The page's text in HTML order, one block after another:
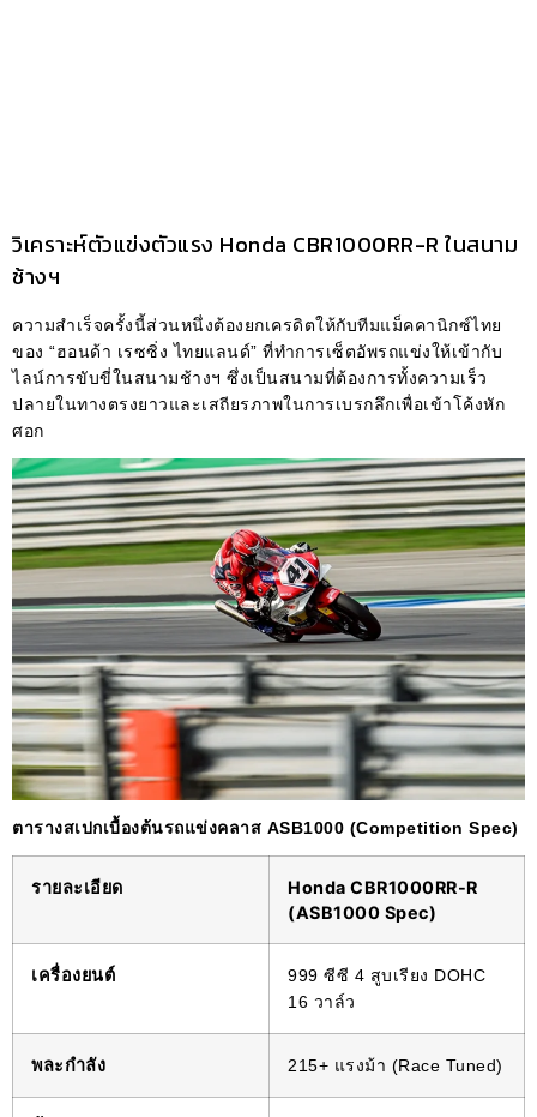
วิเคราะห์ตัวแข่งตัวแรง Honda CBR1000RR-R ในสนาม
ช้างฯ
ความสำเร็จครั้งนี้ส่วนหนึ่งต้องยกเครดิตให้กับทีมแม็คคานิกซ์ไทย
ของ “ฮอนด้า เรซซิ่ง ไทยแลนด์” ที่ทำการเซ็ตอัพรถแข่งให้เข้ากับ
ไลน์การขับขี่ในสนามช้างฯ ซึ่งเป็นสนามที่ต้องการทั้งความเร็ว
ปลายในทางตรงยาวและเสถียรภาพในการเบรกลึกเพื่อเข้าโค้งหัก
ศอก
ตารางสเปกเบื้องต้นรถแข่งคลาส ASB1000 (Competition Spec)
รายละเอียด
Honda CBR1000RR-R
(ASB1000 Spec)
เครื่องยนต์
999 ซีซี 4 สูบเรียง DOHC
16 วาล์ว
พละกำลัง 215+ แรงม้า (Race Tuned)